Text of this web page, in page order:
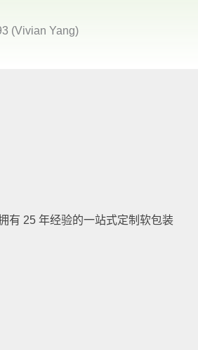
(Vivian Yang)
有 25 年经验的一站式定制软包装